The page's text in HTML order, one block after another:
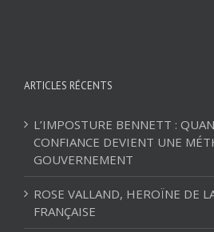
ARTICLES RÉCENTS
L’IMPOSTURE BENNETT :
CONFIANCE DEVIENT UNE
GOUVERNEMENT
ROSE VALLAND, HEROÏNE DE
FRANÇAISE